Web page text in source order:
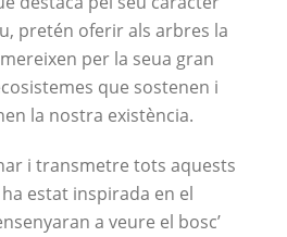
pretén oferir als arbres la
per la seua gran
que sostenen i
la nostra existència.
i transmetre tots aquests
estat inspirada en el
a veure el bosc’